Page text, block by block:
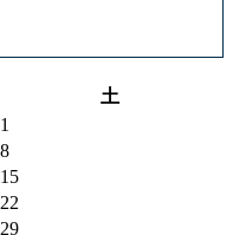
土
1
8
15
22
29